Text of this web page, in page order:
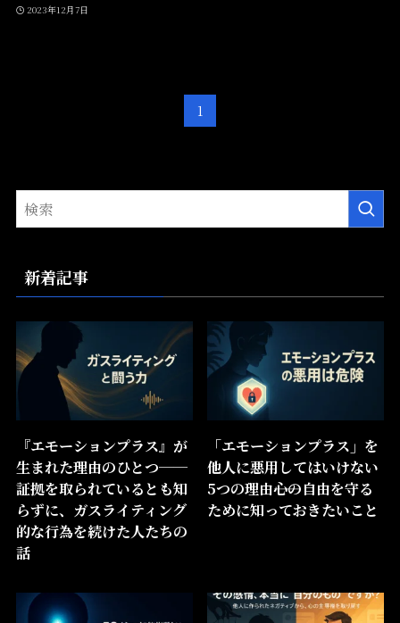
2023年12月7日
1
新着記事
『エモーションプラス』が
生まれた理由のひとつ──
証拠を取られているとも知
らずに、ガスライティング
的な行為を続けた人たちの
話
「エモーションプラス」を
他人に悪用してはいけない
5つの理由――心の自由を守る
ために知っておきたいこと